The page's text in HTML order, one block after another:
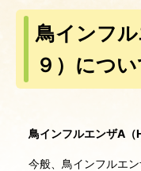
鳥インフ
９）につ
鳥インフルエンザA
今般、鳥インフルエ